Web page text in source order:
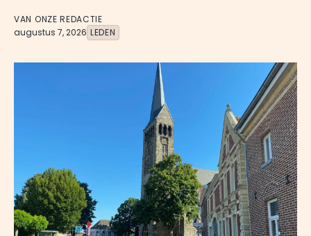
VAN ONZE REDACTIE
augustus 7, 2026 LEDEN